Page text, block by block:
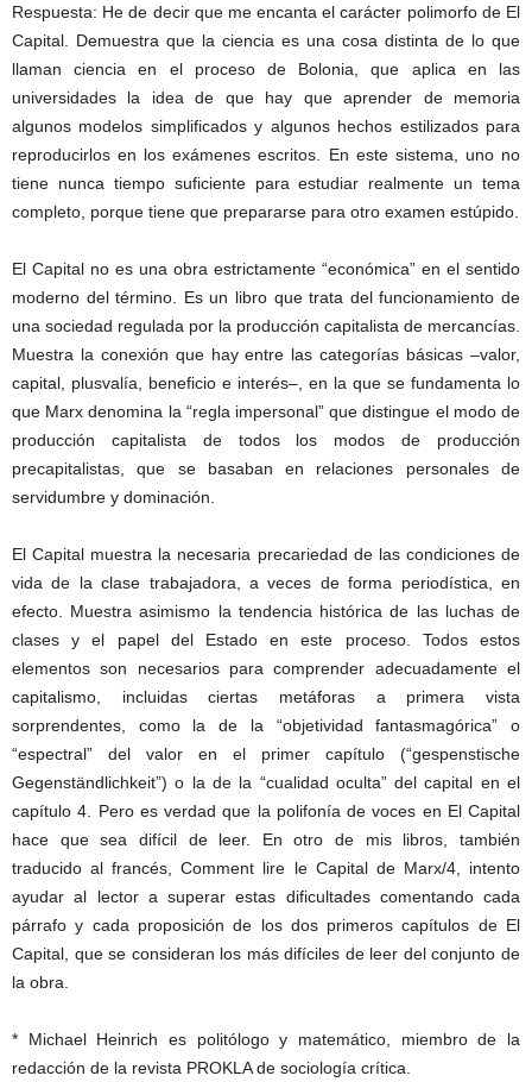
Respuesta: He de decir que me encanta el carácter polimorfo de El
Capital. Demuestra que la ciencia es una cosa distinta de lo que
llaman ciencia en el proceso de Bolonia, que aplica en las
universidades la idea de que hay que aprender de memoria
algunos modelos simplificados y algunos hechos estilizados para
reproducirlos en los exámenes escritos. En este sistema, uno no
tiene nunca tiempo suficiente para estudiar realmente un tema
completo, porque tiene que prepararse para otro examen estúpido.
El Capital no es una obra estrictamente “económica” en el sentido
moderno del término. Es un libro que trata del funcionamiento de
una sociedad regulada por la producción capitalista de mercancías.
Muestra la conexión que hay entre las categorías básicas –valor,
capital, plusvalía, beneficio e interés–, en la que se fundamenta lo
que Marx denomina la “regla impersonal” que distingue el modo de
producción capitalista de todos los modos de producción
precapitalistas, que se basaban en relaciones personales de
servidumbre y dominación.
El Capital muestra la necesaria precariedad de las condiciones de
vida de la clase trabajadora, a veces de forma periodística, en
efecto. Muestra asimismo la tendencia histórica de las luchas de
clases y el papel del Estado en este proceso. Todos estos
elementos son necesarios para comprender adecuadamente el
capitalismo, incluidas ciertas metáforas a primera vista
sorprendentes, como la de la “objetividad fantasmagórica” o
“espectral” del valor en el primer capítulo (“gespenstische
Gegenständlichkeit”) o la de la “cualidad oculta” del capital en el
capítulo 4. Pero es verdad que la polifonía de voces en El Capital
hace que sea difícil de leer. En otro de mis libros, también
traducido al francés, Comment lire le Capital de Marx/4, intento
ayudar al lector a superar estas dificultades comentando cada
párrafo y cada proposición de los dos primeros capítulos de El
Capital, que se consideran los más difíciles de leer del conjunto de
la obra.
* Michael Heinrich es politólogo y matemático, miembro de la
redacción de la revista PROKLA de sociología crítica.